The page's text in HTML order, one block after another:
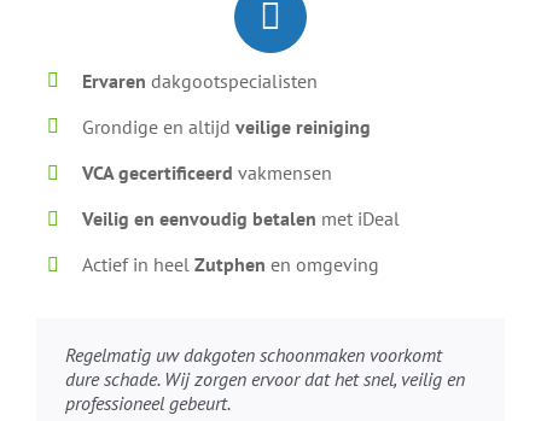
Ervaren dakgootspecialisten
Grondige en altijdveilige reiniging
VCA gecertificeerdvakmensen
Veilig en eenvoudig betalen met iDeal
Actief in heelZutphen en omgeving
Regelmatig uw dakgoten schoonmaken voorkomt
dure schade. Wij zorgen ervoor dat het snel, veilig en
professioneel gebeurt.